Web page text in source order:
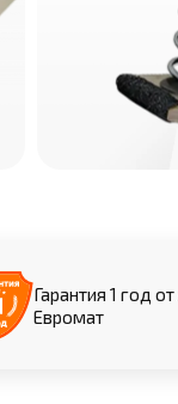
Гарантия 1 год
Евромат